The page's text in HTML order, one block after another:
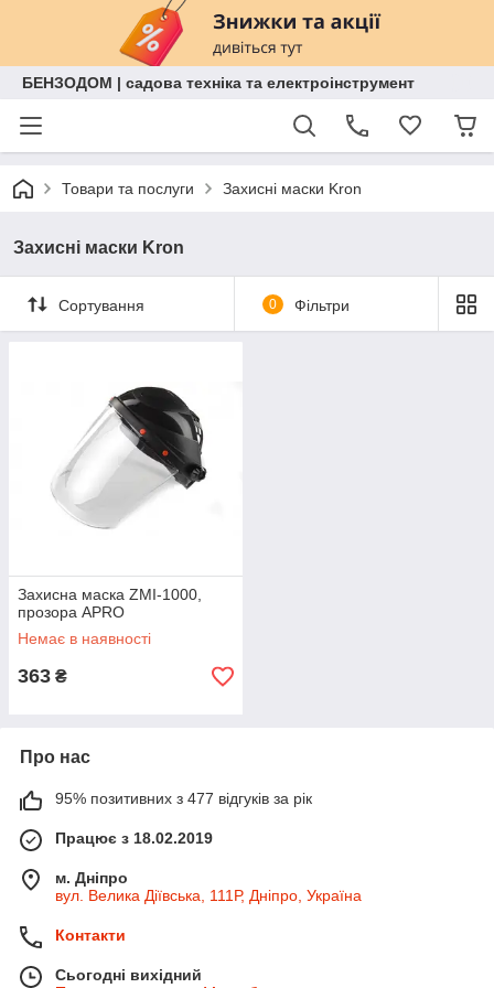
БЕНЗОДОМ | садова техніка та електроінструмент
Товари та послуги Захисні маски Kron
Захисні маски Kron
Сортування 0 Фільтри
Захисна маска ZMI-1000,
прозора APRO
Немає в наявності
363 ₴
Про нас
95% позитивних з 477 відгуків за рік
Працює з 18.02.2019
м. Дніпро
вул. Велика Діївська, 111Р, Дніпро, Україна
Контакти
Сьогодні вихідний